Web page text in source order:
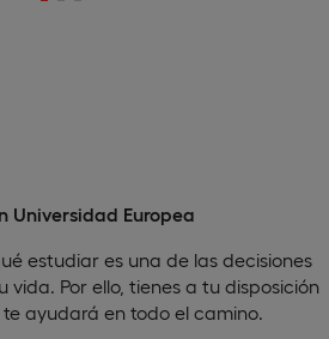
Universidad Europea
estudiar es una de las decisiones
vida. Por ello, tienes a tu disposición
ayudará en todo el camino.